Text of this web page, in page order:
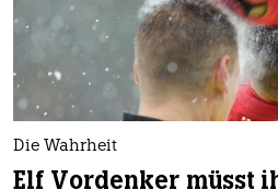
Die Wahrheit
Elf Vordenker müsst